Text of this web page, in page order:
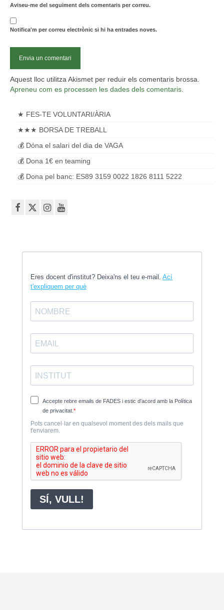
Aviseu-me del seguiment dels comentaris per correu.
Notifica'm per correu electrònic si hi ha entrades noves.
Aquest lloc utilitza Akismet per reduir els comentaris brossa.
Apreneu com es processen les dades dels comentaris
★ FES-TE VOLUNTARI/ÀRIA
★★★ BORSA DE TREBALL
💰 Dóna el salari del dia de VAGA
💰 Dona 1€ en teaming
💰 Dona pel banc: ES89 3159 0022 1826 8111 5222